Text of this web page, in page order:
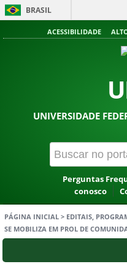
BRASIL
ACESSIBILIDADE
UNIVERSIDADE
Perguntas
conosco
PÁGINA INICIAL > EDITAIS,
SE MOBILIZA EM PROL DE